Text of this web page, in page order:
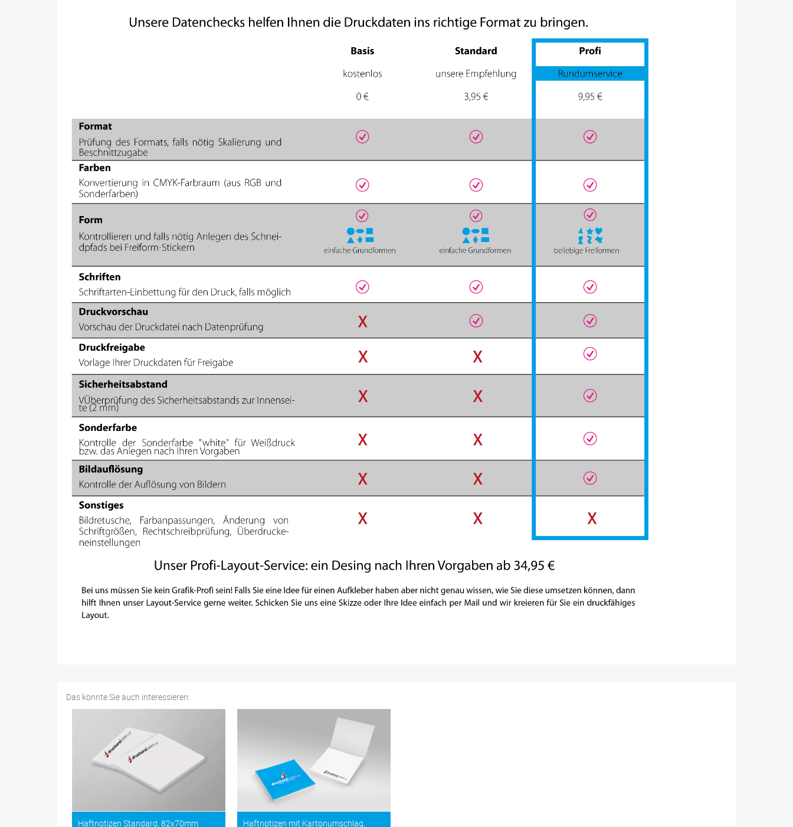
Das könnte Sie auch interessieren:
Haftnotizen Standard, 82x70mm Haftnotizen mit Kartonumschlag,